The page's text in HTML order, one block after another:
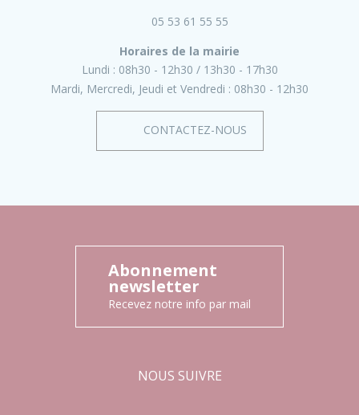
05 53 61 55 55
Horaires de la mairie
Lundi : 08h30 - 12h30
13h30 - 17h30
Mardi, Mercredi, Jeudi et Vendredi : 08h30 - 12h30
CONTACTEZ-NOUS
Abonnement
newsletter
Recevez notre info par mail
NOUS SUIVRE